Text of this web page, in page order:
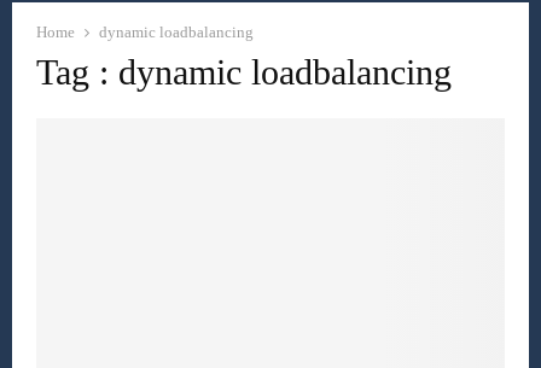
Home dynamic loadbalancing
Tag : dynamic loadbalancing